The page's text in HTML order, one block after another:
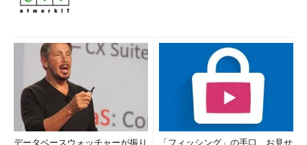
データベースウォッチャーが振り
「フィッシング」の手口、お見せ